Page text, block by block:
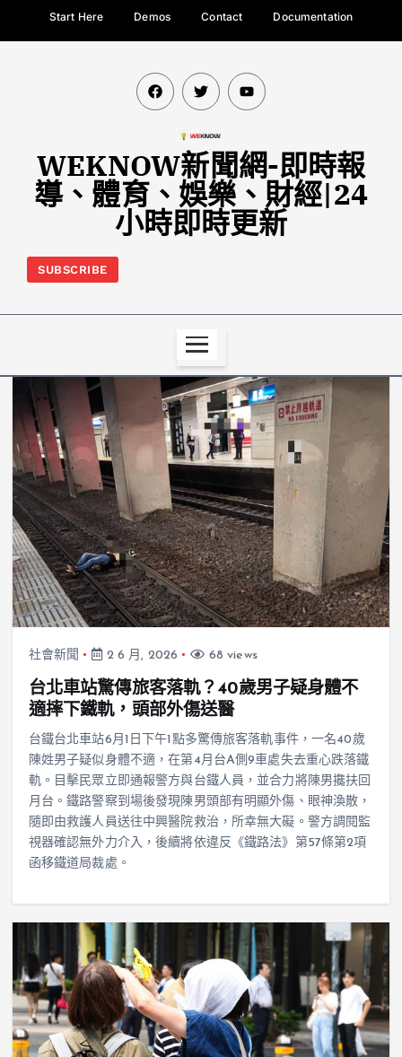
Start Here Demos Contact Documentation
WEKNOW新聞網-即時報
導、體育、娛樂、財經|24
小時即時更新
SUBSCRIBE
社會新聞 2 6 月, 2026 68 views
台北車站驚傳旅客落軌？40歲男子疑身體不
適摔下鐵軌，頭部外傷送醫
台鐵台北車站6月1日下午1點多驚傳旅客落軌事件，一名40歲
陳姓男子疑似身體不適，在第4月台A側9車處失去重心跌落鐵
軌。目擊民眾立即通報警方與台鐵人員，並合力將陳男攙扶回
月台。鐵路警察到場後發現陳男頭部有明顯外傷、眼神渙散，
隨即由救護人員送往中興醫院救治，所幸無大礙。警方調閱監
視器確認無外力介入，後續將依違反《鐵路法》第57條第2項
函移鐵道局裁處。